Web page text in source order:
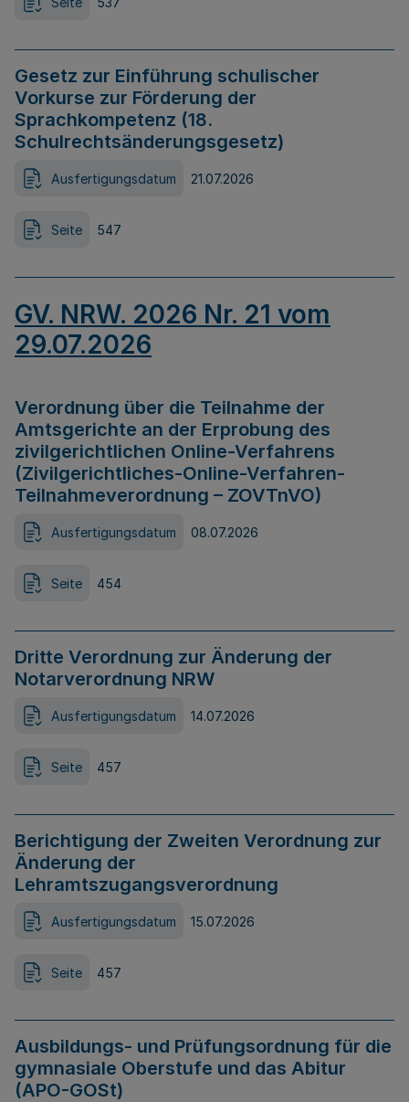
Gesetz zur Einführung schulischer
Vorkurse zur Förderung der
Sprachkompetenz (18.
Schulrechtsänderungsgesetz)
Ausfertigungsdatum 21.07.2026
Seite 547
GV. NRW. 2026 Nr. 21 vom
29.07.2026
Verordnung über die Teilnahme der
Amtsgerichte an der Erprobung des
zivilgerichtlichen Online-Verfahrens
(Zivilgerichtliches-Online-Verfahren-
Teilnahmeverordnung – ZOVTnVO)
Ausfertigungsdatum 08.07.2026
Seite 454
Dritte Verordnung zur Änderung der
Notarverordnung NRW
Ausfertigungsdatum 14.07.2026
Seite 457
Berichtigung der Zweiten Verordnung zur
Änderung der
Lehramtszugangsverordnung
Ausfertigungsdatum 15.07.2026
Seite 457
Ausbildungs- und Prüfungsordnung für die
gymnasiale Oberstufe und das Abitur
(APO-GOSt)